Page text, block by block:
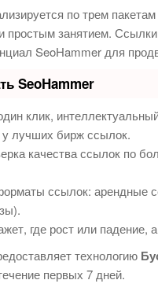
по трем пакетам
простым занятием.
SeoHammer для
SeoHammer
клик,
у лучших бирж ссылок.
качества ссылок по
ссылок: арендные
где рост или падение,
технологию
первых 7 дней.